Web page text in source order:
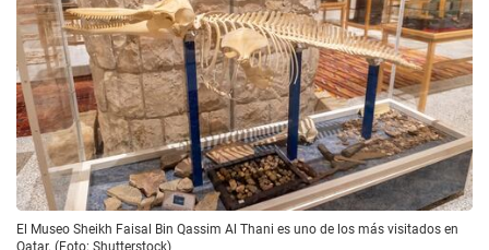
El Museo Sheikh Faisal Bin Qassim Al Thani es uno de los más visitados en
Qatar. (Foto: Shutterstock)